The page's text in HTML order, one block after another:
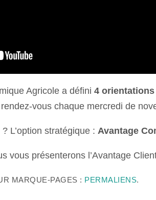
Agricole a défini 4
vous chaque mercredi de
L’option stratégique : Avantage
vous présenterons l’Avantage
MARQUE-PAGES : PERMALIENS.